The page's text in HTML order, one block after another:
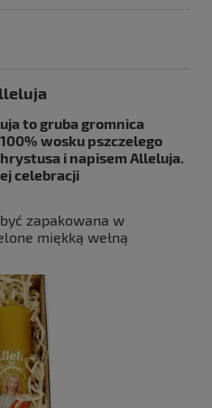
to gruba gromnica
wosku pszczelego
i napisem Alleluja.
celebracji
zapakowana w
miękką wełną